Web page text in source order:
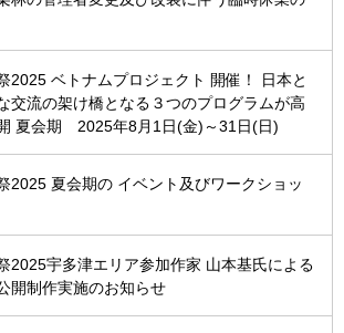
2025 ベトナムプロジェクト 開催！ 日本と
交流の架け橋となる３つのプログラムが高
夏会期 2025年8月1日(金)～31日(日)
2025 夏会期の イベント及びワークショッ
2025宇多津エリア参加作家 山本基氏による
開制作実施のお知らせ